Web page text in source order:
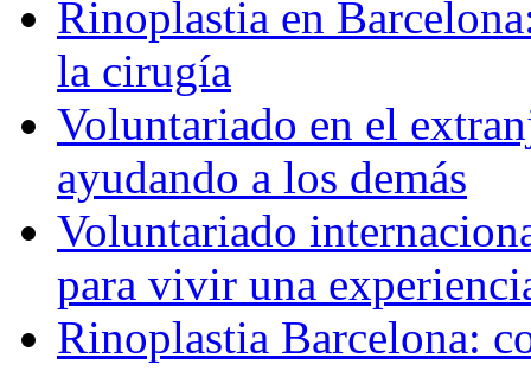
Rinoplastia en
la cirugía
Voluntariado en el
ayudando a los demás
Voluntariado
para vivir una
Rinoplastia Barcelona: